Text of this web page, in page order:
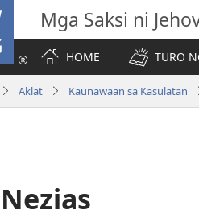
Mga Saksi ni
HOME
TURO
Aklat Kaunawaan sa Kasulatan
Nezias